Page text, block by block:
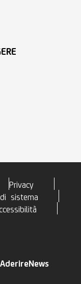
Privacy
sistema
AderireNews